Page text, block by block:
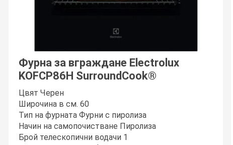
Фурна за вграждане Electrolux
KOFCP86H SurroundCook®
Цвят Черен
Широчина в см. 60
Тип на фурната Фурни с пиролиза
Начин на самопочистване Пиролиза
Брой телескопични водачи 1